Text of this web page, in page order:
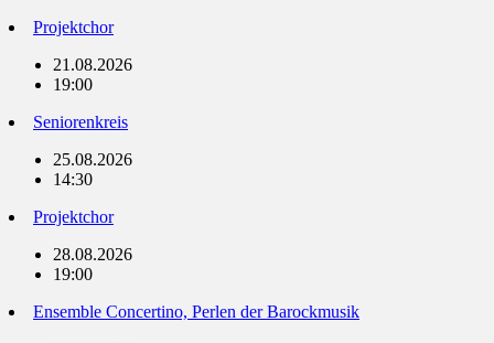
Projektchor
21.08.2026
19:00
Seniorenkreis
25.08.2026
14:30
Projektchor
28.08.2026
19:00
Ensemble Concertino, Perlen der Barockmusik